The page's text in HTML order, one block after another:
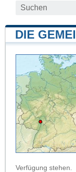
DIE
Verfügung stehen.